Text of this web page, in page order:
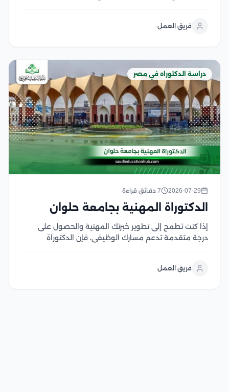
وتولي المناصب القيادية في المؤسسات القانونية
فريق العمل
دراسة الدكتوراه في مصر
2026-07-29 7 دقائق قراءة
الدكتوراة المهنية بجامعة حلوان
إذا كنت تطمح إلى تطوير خبرتك المهنية والحصول على
درجة متقدمة تدعم مسارك الوظيفي، فإن الدكتوراة
سوق العمل وتتميز الجامعة بتقديم برامج مهنية تهدف
فريق العمل